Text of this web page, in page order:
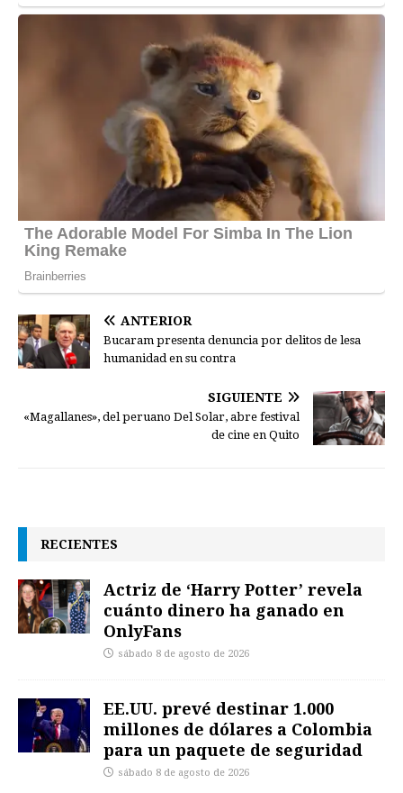
ANTERIOR
Bucaram presenta denuncia por delitos de lesa
humanidad en su contra
SIGUIENTE
«Magallanes», del peruano Del Solar, abre festival
de cine en Quito
RECIENTES
Actriz de ‘Harry Potter’ revela
cuánto dinero ha ganado en
OnlyFans
sábado 8 de agosto de 2026
EE.UU. prevé destinar 1.000
millones de dólares a Colombia
para un paquete de seguridad
sábado 8 de agosto de 2026